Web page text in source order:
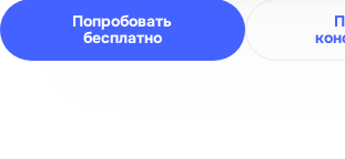
Попробовать
бесплатно